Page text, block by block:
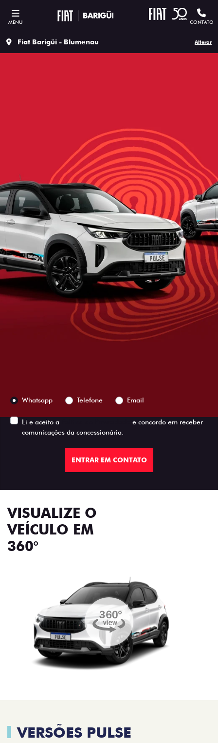
MENU CONTATO
Fiat Barigüi - Blumenau Alterar
ESTOU INTERESSADO
Whatsapp
Telefone Email
Li e aceito a
e concordo em receber
comunicações da concessionária.
ENTRAR EM CONTATO
VISUALIZE O
VEÍCULO EM
360°
VERSÕES PULSE